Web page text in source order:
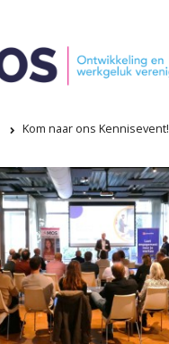
Kom naar ons Kennisevent!